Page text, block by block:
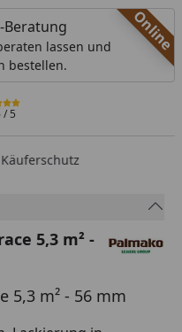
Online
Beratung
lassen und
bestellen.
/ 5
5,3 m² -
5,3 m² - 56 mm